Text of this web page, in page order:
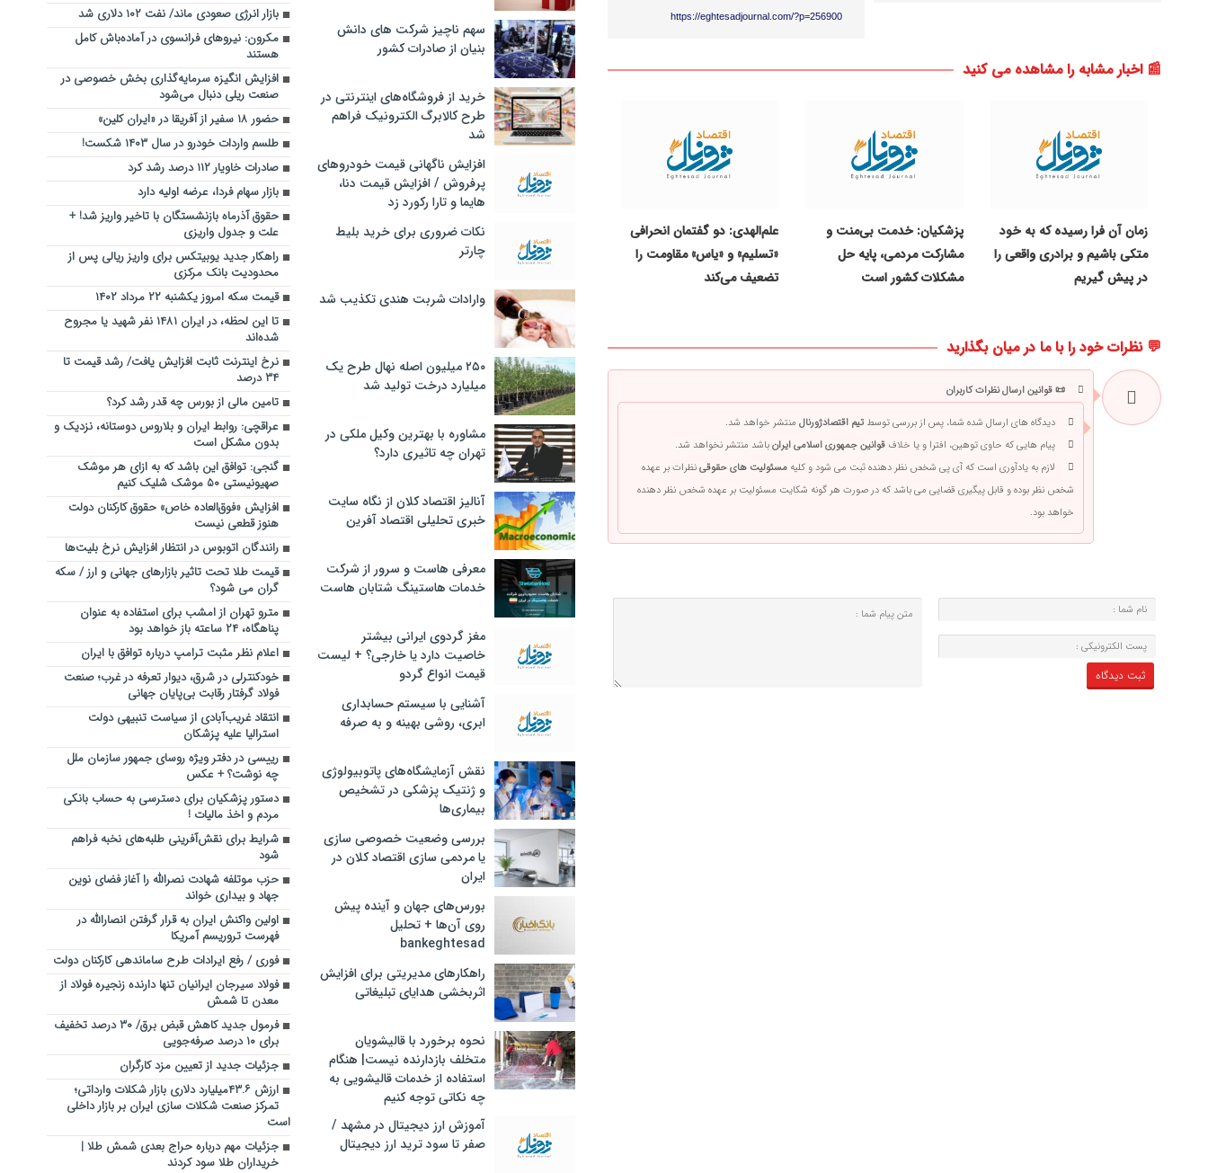
https://eghtesadjournal.com/?p=256900
📰 اخبار مشابه را مشاهده می کنید
زمان آن فرا رسیده که به خود
متکی باشیم و برادری واقعی را
در پیش گیریم
پزشکیان: خدمت بی‌منت و
مشارکت مردمی، پایه حل
مشکلات کشور است
علم‌الهدی: دو گفتمان انحرافی
«تسلیم» و «یاس» مقاومت را
تضعیف می‌کند
💬 نظرات خود را با ما در میان بگذارید
📜 قوانین ارسال نظرات کاربران
دیدگاه های ارسال شده شما، پس از بررسی توسط تیم اقتصادژورنال منتشر خواهد شد.
پیام هایی که حاوی توهین، افترا و یا خلاف قوانین جمهوری اسلامی ایرانباشد منتشر نخواهد شد.
لازم به یادآوری است که آی پی شخص نظر دهنده ثبت می شود و کلیه مسئولیت های حقوقینظرات بر عهده
شخص نظر بوده و قابل پیگیری قضایی می باشد که در صورت هر گونه شکایت مسئولیت بر عهده شخص نظر دهنده
خواهد بود.
سهم ناچیز شرکت های دانش
بنیان از صادرات کشور
خرید از فروشگاه‌های اینترنتی در
طرح کالابرگ الکترونیک فراهم
شد
افزایش ناگهانی قیمت خودروهای
پرفروش / افزایش قیمت دنا،
هایما و تارا رکورد زد
نکات ضروری برای خرید بلیط
چارتر
وارادات شربت هندی تکذیب شد
۲۵۰ میلیون اصله نهال طرح یک
میلیارد درخت تولید شد
مشاوره با بهترین وکیل ملکی در
تهران چه تاثیری دارد؟
آنالیز اقتصاد کلان از نگاه سایت
خبری تحلیلی اقتصاد آفرین
معرفی هاست و سرور از شرکت
خدمات هاستینگ شتابان هاست
مغز گردوی ایرانی بیشتر
خاصیت دارد یا خارجی؟ + لیست
قیمت انواع گردو
آشنایی با سیستم حسابداری
ابری، روشی بهینه و به صرفه
نقش آزمایشگاه‌های پاتوبیولوژی
و ژنتیک پزشکی در تشخیص
بیماری‌ها
بررسی وضعیت خصوصی سازی
یا مردمی سازی اقتصاد کلان در
ایران
بورس‌های جهان و آینده پیش
روی آن‌ها + تحلیل
bankeghtesad
راهکارهای مدیریتی برای افزایش
اثربخشی هدایای تبلیغاتی
نحوه برخورد با قالیشویان
متخلف بازدارنده نیست| هنگام
استفاده از خدمات قالیشویی به
چه نکاتی توجه کنیم
آموزش ارز دیجیتال در مشهد /
صفر تا سود ترید ارز دیجیتال
بازار انرژی صعودی ماند/ نفت ۱۰۲ دلاری شد
مکرون: نیروهای فرانسوی در آماده‌باش کامل
هستند
افزایش انگیزه سرمایه‌گذاری بخش خصوصی در
صنعت ریلی دنبال می‌شود
حضور ۱۸ سفیر از آفریقا در «ایران کلین»
طلسم واردات خودرو در سال ۱۴۰۳ شکست!
صادرات خاویار ۱۱۲ درصد رشد کرد
بازار سهام فردا، عرضه اولیه دارد
حقوق آذرماه بازنشستگان با تاخیر واریز شد! +
علت و جدول واریزی
راهکار جدید یوبیتکس برای واریز ریالی پس از
محدودیت بانک مرکزی
قیمت سکه امروز یکشنبه ۲۲ مرداد ۱۴۰۲
تا این لحظه، در ایران ۱۴۸۱ نفر شهید یا مجروح
شده‌اند
نرخ اینترنت ثابت افزایش یافت/ رشد قیمت تا
۳۴ درصد
تامین مالی از بورس چه قدر رشد کرد؟
عراقچی: روابط ایران و بلاروس دوستانه، نزدیک و
بدون مشکل است
گنجی: توافق این باشد که به ازای هر موشک
صهیونیستی ۵۰ موشک شلیک کنیم
افزایش «فوق‌العاده خاص» حقوق کارکنان دولت
هنوز قطعی نیست
رانندگان اتوبوس در انتظار افزایش نرخ بلیت‌ها
قیمت طلا تحت تاثیر بازارهای جهانی و ارز / سکه
گران می شود؟
مترو تهران از امشب برای استفاده به عنوان
پناهگاه، ۲۴ ساعته باز خواهد بود
اعلام نظر مثبت ترامپ درباره توافق با ایران
خودکنترلی در شرق، دیوار تعرفه در غرب؛ صنعت
فولاد گرفتار رقابت بی‌پایان جهانی
انتقاد غریب‌آبادی از سیاست تنبیهی دولت
استرالیا علیه پزشکان
رییسی در دفتر ویژه روسای جمهور سازمان ملل
چه نوشت؟ + عکس
دستور پزشکیان برای دسترسی به حساب بانکی
مردم و اخذ مالیات !
شرایط برای نقش‌آفرینی طلبه‌های نخبه فراهم
شود
حزب موتلفه شهادت نصرالله را آغاز فضای نوین
جهاد و بیداری خواند
اولین واکنش ایران به قرار گرفتن انصارالله در
فهرست تروریسم آمریکا
فوری / رفع ایرادات طرح ساماندهی کارکنان دولت
فولاد سیرجان ایرانیان تنها دارنده زنجیره فولاد از
معدن تا شمش
فرمول جدید کاهش قبض برق/ ۳۰ درصد تخفیف
برای ۱۰ درصد صرفه‌جویی
جزئیات جدید از تعیین مزد کارگران
ارزش ۴۳.۶میلیارد دلاری بازار شکلات وارداتی؛
تمرکز صنعت شکلات سازی ایران بر بازار داخلی
است
جزئیات مهم درباره حراج بعدی شمش طلا |
خریداران طلا سود کردند